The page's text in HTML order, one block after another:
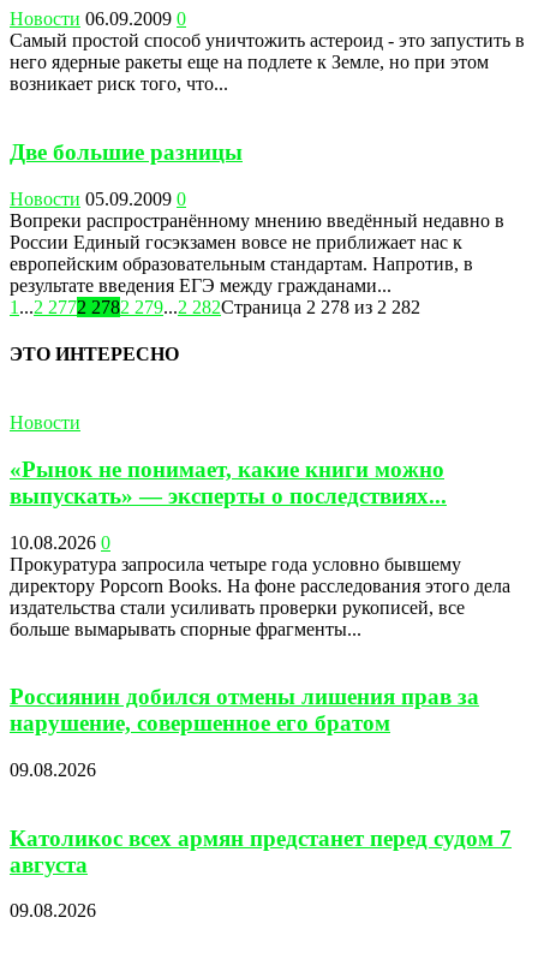
Новости 06.09.2009 0
Самый простой способ уничтожить астероид - это запустить в
него ядерные ракеты еще на подлете к Земле, но при этом
возникает риск того, что...
Две большие разницы
Новости 05.09.2009 0
Вопреки распространённому мнению введённый недавно в
России Единый госэкзамен вовсе не приближает нас к
европейским образовательным стандартам. Напротив, в
результате введения ЕГЭ между гражданами...
1 ...2 2772 2782 279...2 282Страница 2 278 из 2 282
ЭТО ИНТЕРЕСНО
Новости
«Рынок не понимает, какие книги можно
выпускать» — эксперты о последствиях...
10.08.2026 0
Прокуратура запросила четыре года условно бывшему
директору Popcorn Books. На фоне расследования этого дела
издательства стали усиливать проверки рукописей, все
больше вымарывать спорные фрагменты...
Россиянин добился отмены лишения прав за
нарушение, совершенное его братом
09.08.2026
Католикос всех армян предстанет перед судом 7
августа
09.08.2026